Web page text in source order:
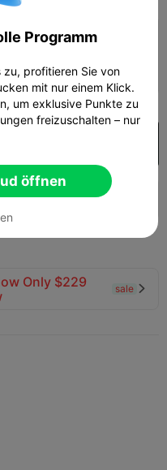
hinzufügen
72 
Only $229
sale 
Programm
zu, profitieren Sie von
mit nur einem Klick.
um exklusive Punkte zu
freizuschalten – nur
öffnen